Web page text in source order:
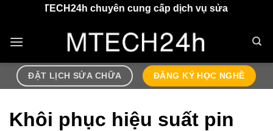
nội
chuyên cung cấp dịch vụ sửa chữa điện thoại,
ĐẶT LỊCH SỬA CHỮA ĐĂNG KÝ HỌC NGHỀ
Khôi phục hiệu suất pin